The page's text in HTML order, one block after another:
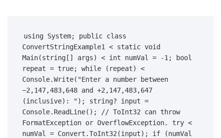
using System; public class
ConvertStringExample1 < static void
Main(string[] args) < int numVal = -1; bool
repeat = true; while (repeat) <
Console.Write("Enter a number between
−2,147,483,648 and +2,147,483,647
(inclusive): "); string? input =
Console.ReadLine(); // ToInt32 can throw
FormatException or OverflowException. try <
numVal = Convert.ToInt32(input); if (numVal